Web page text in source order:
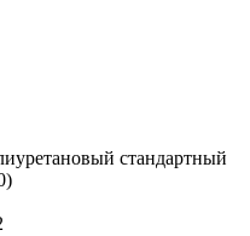
стандартный